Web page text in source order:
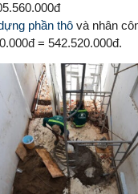
phần thô và nhân
= 542.520.000đ.